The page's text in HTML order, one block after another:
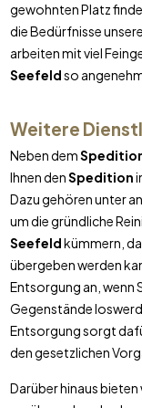
gewohnten Platz
die Bedürfnisse
arbeiten mit viel
Seefeldso
Weitere
Neben dem
Ihnen denSpedition
Dazu gehören unter
um die gründliche
Seefeldkümmern,
übergeben werden
Entsorgung an, wenn
Gegenstände
Entsorgung sorgt
den gesetzlichen
Darüber hinaus bieten